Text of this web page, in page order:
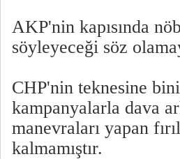
AKP'nin kapısında
söyleyeceği söz
CHP'nin teknesine
kampanyalarla dava
manevraları yapan
kalmamıştır.